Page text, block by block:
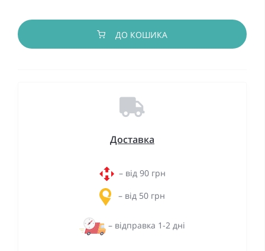
ДО КОШИКА
Доставка
– від 90 грн
– від 50 грн
– відправка 1-2 дні